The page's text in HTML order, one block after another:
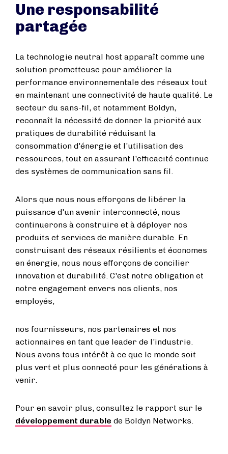
Une responsabilité
partagée
La technologie neutral host apparaît comme une
solution prometteuse pour améliorer la
performance environnementale des réseaux tout
en maintenant une connectivité de haute qualité. Le
secteur du sans-fil, et notamment Boldyn,
reconnaît la nécessité de donner la priorité aux
pratiques de durabilité réduisant la
consommation d'énergie et l'utilisation des
ressources, tout en assurant l'efficacité continue
des systèmes de communication sans fil.
Alors que nous nous efforçons de libérer la
puissance d'un avenir interconnecté, nous
continuerons à construire et à déployer nos
produits et services de manière durable. En
construisant des réseaux résilients et économes
en énergie, nous nous efforçons de concilier
innovation et durabilité. C'est notre obligation et
notre engagement envers nos clients, nos
employés,
nos fournisseurs, nos partenaires et nos
actionnaires en tant que leader de l'industrie.
Nous avons tous intérêt à ce que le monde soit
plus vert et plus connecté pour les générations à
venir.
Pour en savoir plus, consultez le rapport sur le
développement durable de Boldyn Networks.